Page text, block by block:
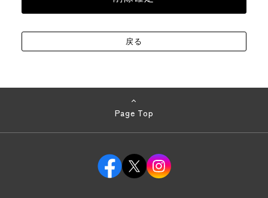
Page Top